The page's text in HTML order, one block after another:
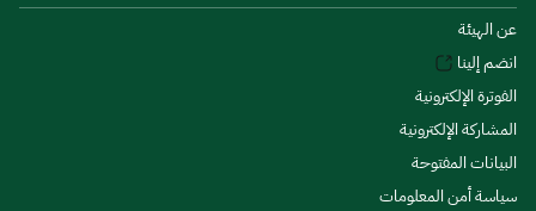
عن الهيئة
انضم إلينا
الفوترة الإلكترونية
المشاركة الإلكترونية
البيانات المفتوحة
سياسة أمن المعلومات